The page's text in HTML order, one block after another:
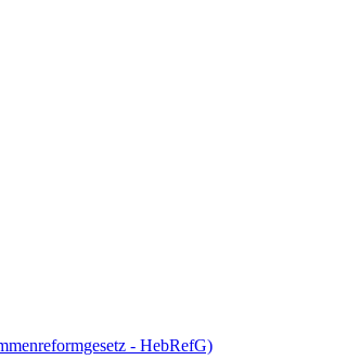
- HebRefG)